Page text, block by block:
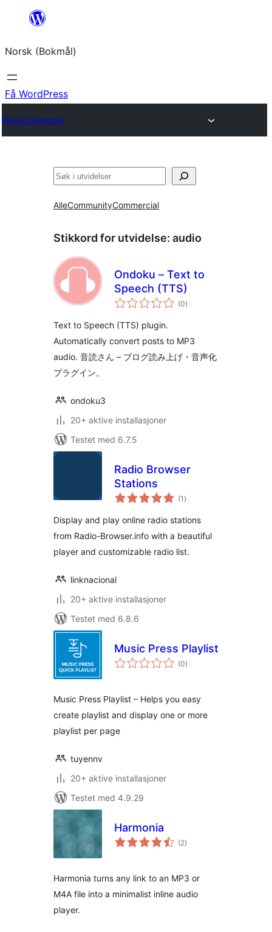
Hopp
innhold
Norsk (Bokmål)
Få WordPress
Plugin Directory
Søk
AlleCommunityCommercial
Stikkord for utvidelse: audio
Ondoku – Text to
Speech (TTS)
(0totale
vurderinger
)
Text to Speech (TTS) plugin.
Automatically convert posts to MP3
audio. 音読さん – ブログ読み上げ・音声化
プラグイン。
ondoku3
20+ aktive installasjoner
Testet med 6.7.5
Radio Browser
Stations
(1 totale
vurderinger
)
Display and play online radio stations
from Radio-Browser.info with a beautiful
player and customizable radio list.
linknacional
20+ aktive installasjoner
Testet med 6.8.6
Music Press Playlist
(0totale
vurderinger
)
Music Press Playlist – Helps you easy
create playlist and display one or more
playlist per page
tuyennv
20+ aktive installasjoner
Testet med 4.9.29
Harmonia
(2totale
vurderinger
)
Harmonia turns any link to an MP3 or
M4A file into a minimalist inline audio
player.